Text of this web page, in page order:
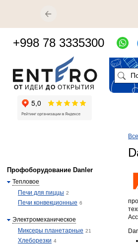
Профоборудование Danler
Тепловое
Печи для пиццы 2
Печи конвекционные 6
Электромеханическое
Миксеры планетарные 21
Хлеборезки 4
ОТ ИДЕИ ДО ОТКРЫТИЯ
+998 78 3335300